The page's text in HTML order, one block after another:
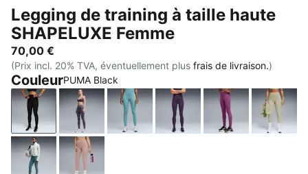
Legging de training à taille haute
SHAPELUXE Femme
70,00 €
(Prix incl. 20% TVA, éventuellement plus frais de livraison.)
CouleurPUMA Black
PUMA BlackInky DepthsBaltic Sea BlueDeep PlumPlum WineLux
Herb GardenSandstone